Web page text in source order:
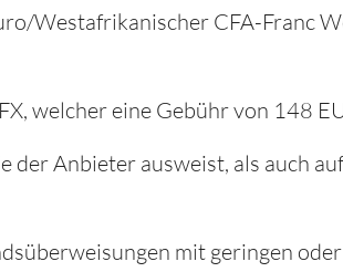
Westafrikanischer CFA-Franc
welcher eine Gebühr von 148
der Anbieter ausweist, als auch
mit geringen